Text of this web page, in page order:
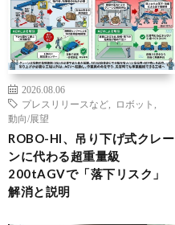
2026.08.06
プレスリリースなど
ロボット
動向/展望
ROBO-HI、吊り下げ式クレー
ンに代わる超重量級
200tAGVで「落下リスク」
解消と説明